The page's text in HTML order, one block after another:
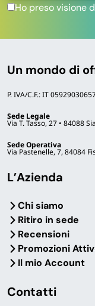
Ho preso visione
Un mondo di
P. IVA/C.F.: IT
Sede Legale
Via T. Tasso, 27 • 84088
Sede Operativa
Via Pastenelle, 7, 84084
L’Azienda
Chi siamo
Ritiro in sede
Recensioni
Promozioni
Il mio Account
Contatti